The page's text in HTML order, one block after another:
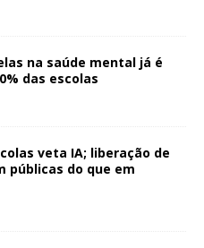
na saúde mental já é
das escolas
veta IA; liberação de
públicas do que em